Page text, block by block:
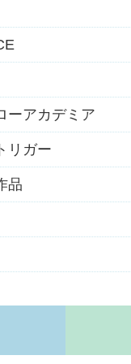
ーアカデミア
リガー
品